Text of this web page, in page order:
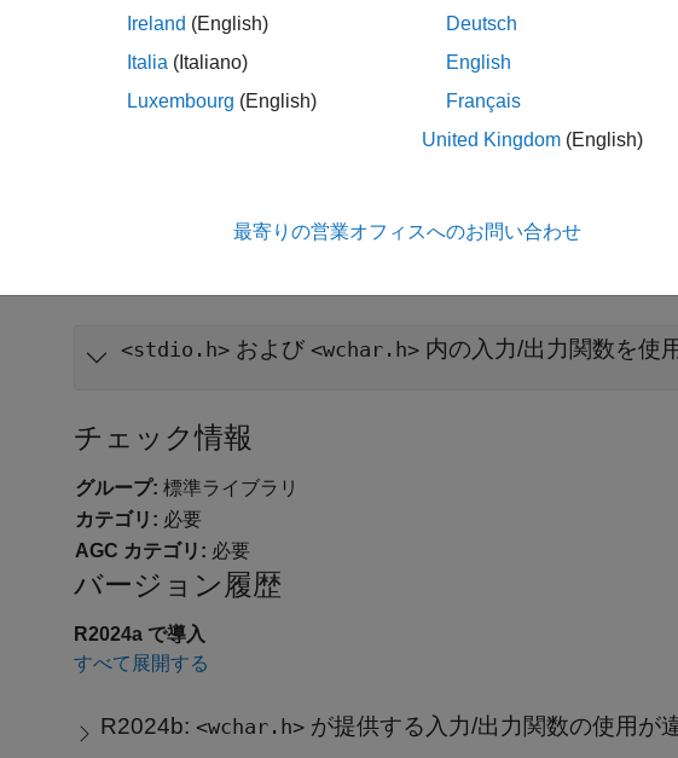
Polyspace
は違反を報告します。標準ライブラリ関数がマクロであ
このルールに違反します。Polyspace は、ルール 21.2 に違反してい
トラブルシューティング
ルール違反を想定していてもその違反が表示されない場合、コーディ
<stdio.h> および <wchar.h> 内の入力/出力関数を使
チェック情報
グループ: 標準ライブラリ
カテゴリ: 必要
AGC カテゴリ: 必要
バージョン履歴
R2024a で導入
すべて展開する
R2024b: <wchar.h> が提供する入力/出力関数の使用が
Ireland (English)
Italia (Italiano)
Luxembourg (English)
Deutsch
English
Français
United Kingdom (English)
最寄りの営業オフィスへのお問い合わせ